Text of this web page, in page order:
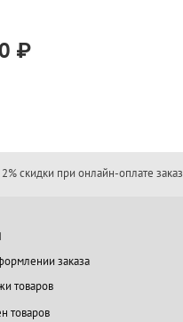
₽
2% скидки при онлайн-оплате
заказа
товаров
товаров